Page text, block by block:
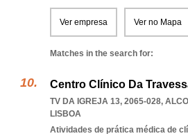
Ver empresa Ver no Mapa
Matches in the search for:
Centro Clínico Da
TV DA IGREJA 13, 2065-028,
LISBOA
Atividades de prática médica de